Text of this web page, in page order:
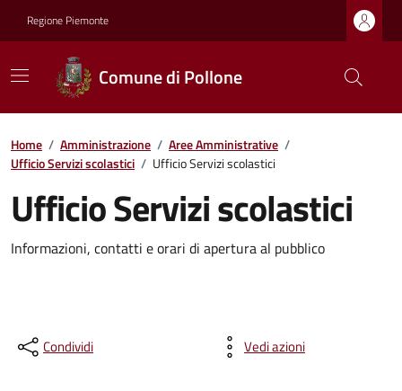
Regione Piemonte
Comune di Pollone
Home / Amministrazione / Aree Amministrative /
Ufficio Servizi scolastici / Ufficio Servizi scolastici
Ufficio Servizi scolastici
Informazioni, contatti e orari di apertura al pubblico
Condividi Vedi azioni